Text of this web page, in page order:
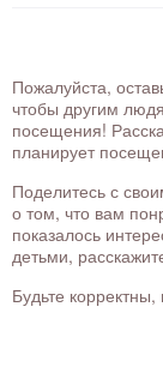
Пожалуйста,
чтобы другим
посещения!
планирует
Поделитесь с
о том, что вам
показалось
детьми,
Будьте